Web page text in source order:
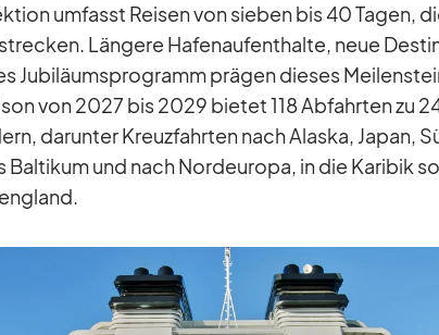
um­fasst Rei­sen von sie­ben bis 40 Ta­gen,
Län­gere Ha­fen­auf­ent­halte, neue
Ju­bi­lä­ums­pro­gramm prä­gen die­ses
von 2027 bis 2029 bie­tet 118 Ab­fahr­ten zu
dar­un­ter Kreuz­fahr­ten nach Alaska, Ja­pan,
Bal­ti­kum und nach Nord­eu­ropa, in die Ka­ri­bik